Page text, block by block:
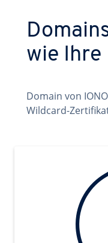
wie Ihre
Domain von
Wildcard-